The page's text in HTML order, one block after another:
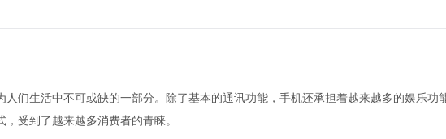
们生活中不可或缺的一部分。除了基本的通讯功能，手机还承担着越来越多的娱乐功
受到了越来越多消费者的青睐。